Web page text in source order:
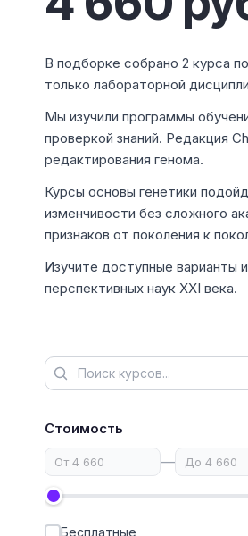
В подборке собрано 2 курса
только лабораторной
Мы изучили программы
проверкой знаний. Редакция
редактирования генома.
Курсы основы генетики
изменчивости без сложного
признаков от поколения к
Изучите доступные варианты
перспективных наук XXI века.
Стоимость
—
Бесплатные